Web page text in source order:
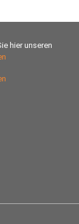
hier unseren